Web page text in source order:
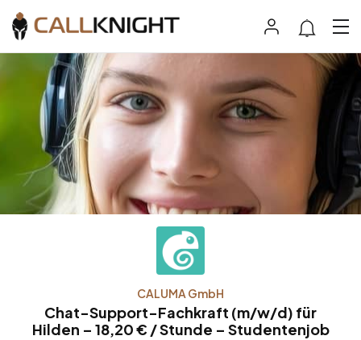
CALUMA GmbH
Chat-Support-Fachkraft (m/w/d) für
Hilden – 18,20 € / Stunde – Studentenjob